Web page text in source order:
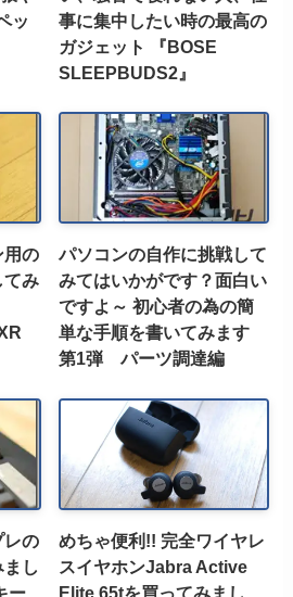
ッ
事に集中したい時の最高の
ガジェット 『BOSE
SLEEPBUDS2』
用の
てみ
パソコンの自作に挑戦して
みてはいかがです？面白い
ですよ～ 初心者の為の簡
単な手順を書いてみます
第1弾 パーツ調達編
レの
し
ー
めちゃ便利!! 完全ワイヤレ
スイヤホンJabra Active
Elite 65tを買ってみまし